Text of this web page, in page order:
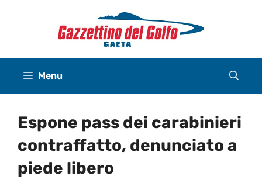
Menu
Espone pass dei carabinieri
contraffatto, denunciato a
piede libero